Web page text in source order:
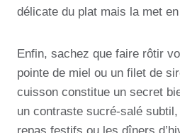
délicate du plat mais la met
Enfin, sachez que faire rôtir
pointe de miel ou un filet de
cuisson constitue un secret
un contraste sucré-salé